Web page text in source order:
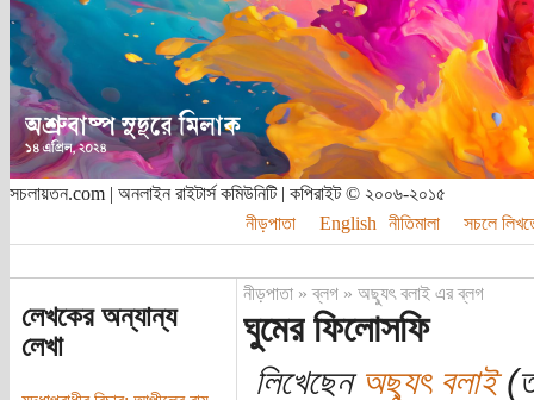
সচলায়তন.com | অনলাইন রাইটার্স কমিউনিটি | কপিরাইট © ২০০৬-২০১৫
নীড়পাতা
English নীতিমালা সচলে
লেখকের অন্যান্য
লেখা
নীড়পাতা»ব্লগ» অছ্যুৎ বলাই এর ব্লগ
ঘুমের ফিলোসফি
লিখেছেন অছ্যুৎ বলাই